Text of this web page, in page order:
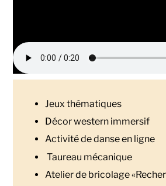
Jeux thématiques
Décor western immersif
Activité de danse en ligne
Taureau mécanique
Atelier de bricolage